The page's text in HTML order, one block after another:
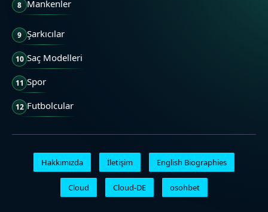
8 Mankenler
9 Şarkıcılar
10 Saç Modelleri
11 Spor
12 Futbolcular
Hakkımızda İletişim English Biographies
Cloud Cloud-DE osohbet